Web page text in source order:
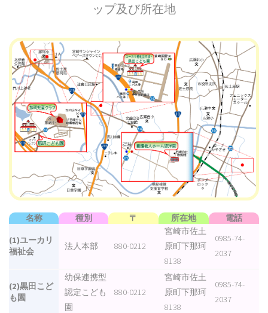
ップ及び所在地
名称 種別 〒 所在地 電話
(1)ユーカリ
福祉会
法人本部 880-0212
宮崎市佐土
原町下那珂
8138
0985-74-
2037
(2)黒田こど
も園
幼保連携型
認定こども
園
880-0212
宮崎市佐土
原町下那珂
8138
0985-74-
2037